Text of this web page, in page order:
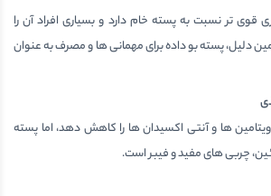
تر نسبت به پسته خام دارد و بسیاری افراد آن را
دلیل، پسته بو داده برای مهمانی ها و مصرف به عنوان
ویتامین ها و آنتی اکسیدان ها را کاهش دهد، اما پسته
چربی های مفید و فیبر است.